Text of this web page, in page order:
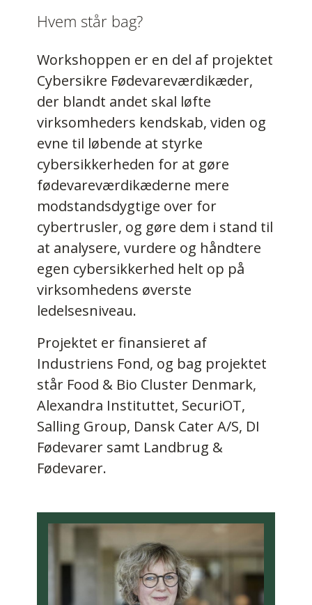
Hvem står bag?
Workshoppen er en del af projektet
Cybersikre Fødevareværdikæder,
der blandt andet skal løfte
virksomheders kendskab, viden og
evne til løbende at styrke
cybersikkerheden for at gøre
fødevareværdikæderne mere
modstandsdygtige over for
cybertrusler, og gøre dem i stand til
at analysere, vurdere og håndtere
egen cybersikkerhed helt op på
virksomhedens øverste
ledelsesniveau.
Projektet er finansieret af
Industriens Fond, og bag projektet
står Food & Bio Cluster Denmark,
Alexandra Instituttet, SecuriOT,
Salling Group, Dansk Cater A/S, DI
Fødevarer samt Landbrug &
Fødevarer.